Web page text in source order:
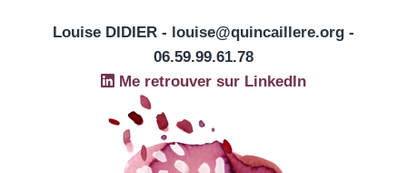
👔🪙 Your balance is 36,813.50 USDT
👔🪙
Louise DIDIER - louise@quincaillere.org -
06.59.99.61.78
Me retrouver sur LinkedIn